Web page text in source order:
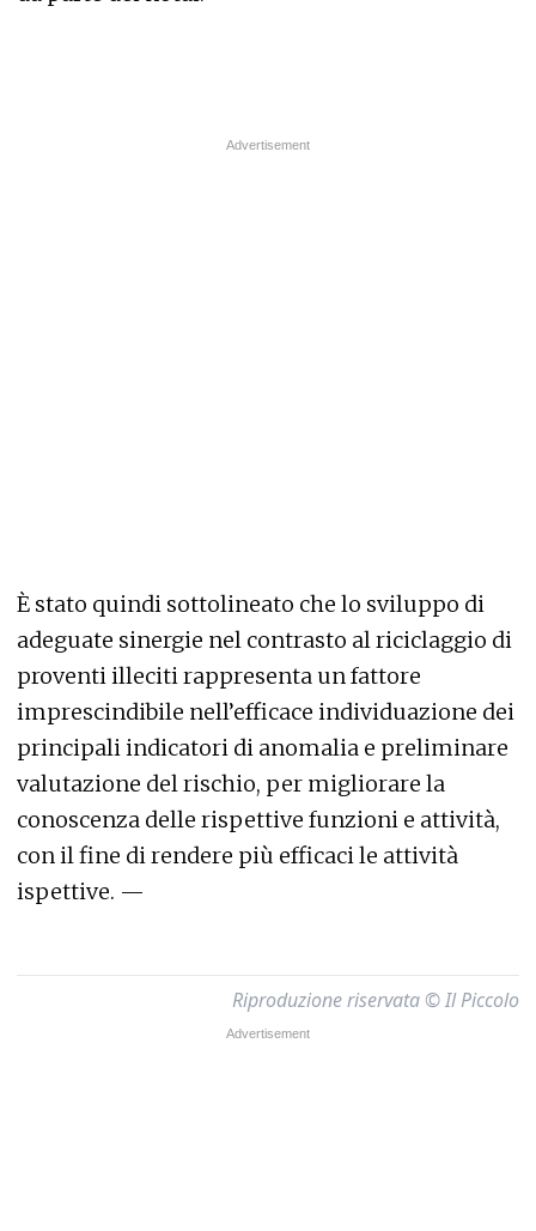
È stato quindi sottolineato che lo sviluppo di
adeguate sinergie nel contrasto al riciclaggio di
proventi illeciti rappresenta un fattore
imprescindibile nell’efficace individuazione dei
principali indicatori di anomalia e preliminare
valutazione del rischio, per migliorare la
conoscenza delle rispettive funzioni e attività,
con il fine di rendere più efficaci le attività
ispettive. —
Riproduzione riservata © Il Piccolo